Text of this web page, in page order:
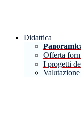
Didattica
Offerta
I progetti
Valutazione